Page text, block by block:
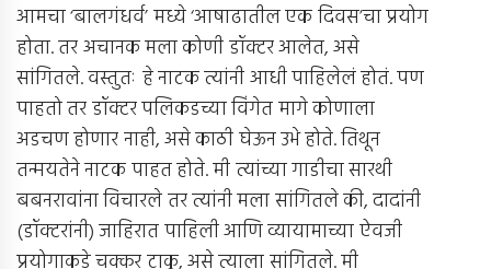
आमचा ‘बालगंधर्व’ मध्ये ‘आषाढातील एक दिवस’चा प्रयोग
होता. तर अचानक मला कोणी डॉक्टर आलेत, असे
सांगितले. वस्तुतः हे नाटक त्यांनी आधी पाहिलेलं होतं. पण
पाहतो तर डॉक्टर पलिकडच्या विंगेत मागे कोणाला
अडचण होणार नाही, असे काठी घेऊन उभे होते. तिथून
तन्मयतेने नाटक पाहत होते. मी त्यांच्या गाडीचा सारथी
बबनरावांना विचारले तर त्यांनी मला सांगितले की, दादांनी
(डॉक्टरांनी) जाहिरात पाहिली आणि व्यायामाच्या ऐवजी